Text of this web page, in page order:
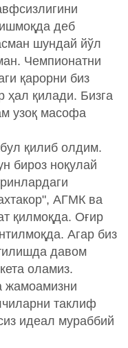
деб
шундай йўл
Чемпионатни
қарорни биз
ҳал қилади. Бизга
узоқ масофа
қилиб олдим.
бироз ноқулай
АГМК ва
қилмоқда. Оғир
Агар биз
давом
оламиз.
жамоамизни
таклиф
идеал мураббий